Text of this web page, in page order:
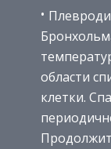
области
клетки.